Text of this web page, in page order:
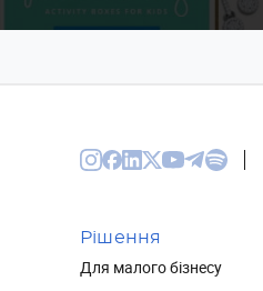
Рішення
Для малого бізнесу